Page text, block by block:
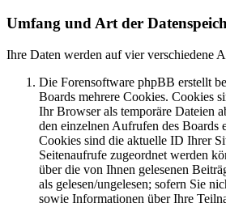
Umfang und Art der
Ihre Daten werden auf vier verschiedene
Die Forensoftware phpBB erstellt
Boards mehrere Cookies. Cookies
Ihr Browser als temporäre Dateien
den einzelnen Aufrufen des Boards
Cookies sind die aktuelle ID Ihrer
Seitenaufrufe zugeordnet werden
über die von Ihnen gelesenen
als gelesen/ungelesen; sofern Sie
sowie Informationen über Ihre